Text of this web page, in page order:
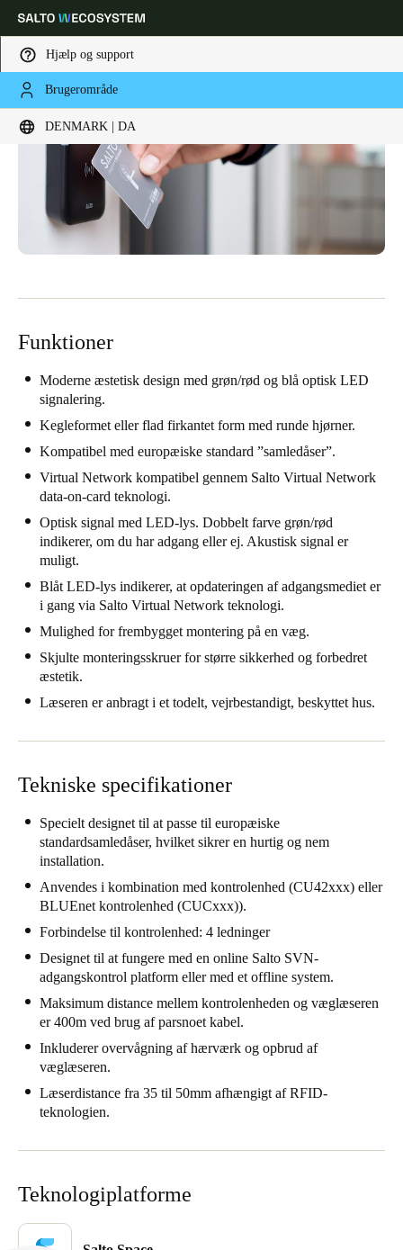
Hjælp og support
Brugerområde
DENMARK | DA
Vælg dine indstillinger for placering og sprog
Global Europe North America Caribbean -
Denmark|Danskere
DeutschFrançaisItaliano
United Kingdom
English
Ireland
France
Français
Netherlands
Español
Portugal
Português
Italy
Russia
Russian
Poland
Polski
Czech Republic
Čeština
DanskereEnglish
Sweden
Funktioner
Moderne æstetisk design med grøn/rød og blå optisk LED
signalering.
Kegleformet eller flad firkantet form med runde hjørner.
Kompatibel med europæiske standard ”samledåser”.
Virtual Network kompatibel gennem Salto Virtual Network
data-on-card teknologi.
Optisk signal med LED-lys. Dobbelt farve grøn/rød
indikerer, om du har adgang eller ej. Akustisk signal er
muligt.
Blåt LED-lys indikerer, at opdateringen af adgangsmediet er
i gang via Salto Virtual Network teknologi.
Mulighed for frembygget montering på en væg.
Skjulte monteringsskruer for større sikkerhed og forbedret
æstetik.
Læseren er anbragt i et todelt, vejrbestandigt, beskyttet hus.
Tekniske specifikationer
Specielt designet til at passe til europæiske
standardsamledåser, hvilket sikrer en hurtig og nem
installation.
Anvendes i kombination med kontrolenhed (CU42xxx) eller
BLUEnet kontrolenhed (CUCxxx)).
Forbindelse til kontrolenhed: 4 ledninger
Designet til at fungere med en online Salto SVN-
adgangskontrol platform eller med et offline system.
Maksimum distance mellem kontrolenheden og væglæseren
er 400m ved brug af parsnoet kabel.
Inkluderer overvågning af hærværk og opbrud af
væglæseren.
Læserdistance fra 35 til 50mm afhængigt af RFID-
teknologien.
Teknologiplatforme